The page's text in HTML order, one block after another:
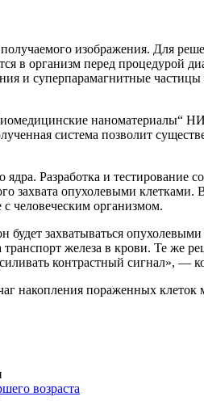
изображения. Для
в организм перед процедурой
и суперпарамагнитные
система позволит
Разработка и тестирование
захвата опухолевыми клетками.
человеческим организмом.
будет захватываться
железа в крови. Те же
контрастный сигнал», —
накопления пораженных клеток
возраста